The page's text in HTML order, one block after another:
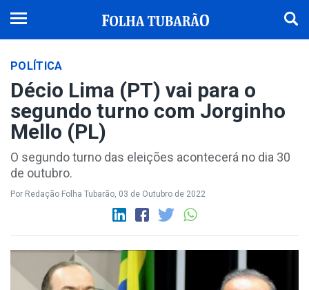
POLÍTICA
Décio Lima (PT) vai para o
segundo turno com Jorginho
Mello (PL)
O segundo turno das eleições acontecerá no dia 30
de outubro.
Por Redação Folha Tubarão, 03 de Outubro de 2022